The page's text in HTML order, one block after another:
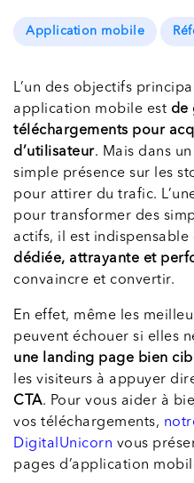
Application mobile
L’un des objectifs
application mobile est de
téléchargements pour
d’utilisateur. Mais dans
simple présence sur les
pour attirer du trafic.
pour transformer des
actifs, il est indispensable
dédiée, attrayante et
convaincre et convertir.
En effet, même les
peuvent échouer si elles
une landing page bien
les visiteurs à appuyer
CTA. Pour vous aider à
vos téléchargements,
DigitalUnicorn vous
pages d’application